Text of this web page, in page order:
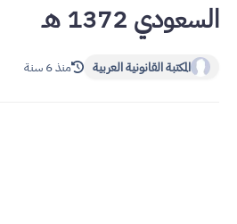
السعودي 1372 هـ
المكتبة القانونية العربية منذ 6 سنة